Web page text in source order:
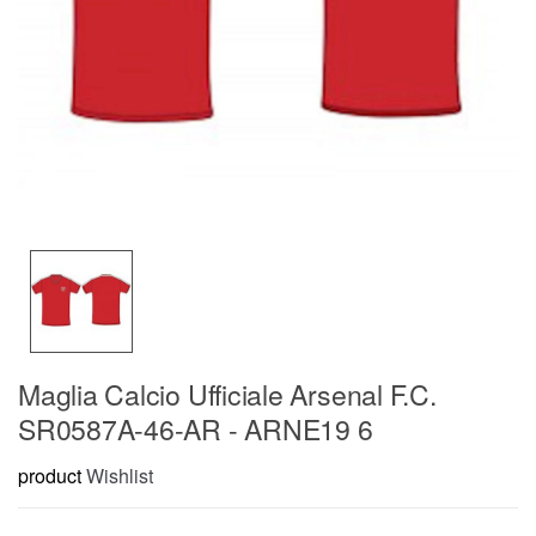
Maglia Calcio Ufficiale Arsenal F.C.
SR0587A-46-AR - ARNE19 6
productWishlist